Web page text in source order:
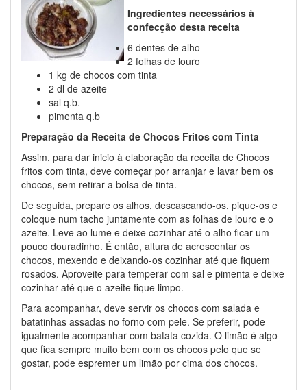
Ingredientes necessários à
confecção desta receita
6 dentes de alho
2 folhas de louro
1 kg de chocos com tinta
2 dl de azeite
sal q.b.
pimenta q.b
Preparação da Receita de Chocos Fritos com Tinta
Assim, para dar inicio à elaboração da receita de Chocos
fritos com tinta, deve começar por arranjar e lavar bem os
chocos, sem retirar a bolsa de tinta.
De seguida, prepare os alhos, descascando-os, pique-os e
coloque num tacho juntamente com as folhas de louro e o
azeite. Leve ao lume e deixe cozinhar até o alho ficar um
pouco douradinho. É então, altura de acrescentar os
chocos, mexendo e deixando-os cozinhar até que fiquem
rosados. Aproveite para temperar com sal e pimenta e deixe
cozinhar até que o azeite fique limpo.
Para acompanhar, deve servir os chocos com salada e
batatinhas assadas no forno com pele. Se preferir, pode
igualmente acompanhar com batata cozida. O limão é algo
que fica sempre muito bem com os chocos pelo que se
gostar, pode espremer um limão por cima dos chocos.